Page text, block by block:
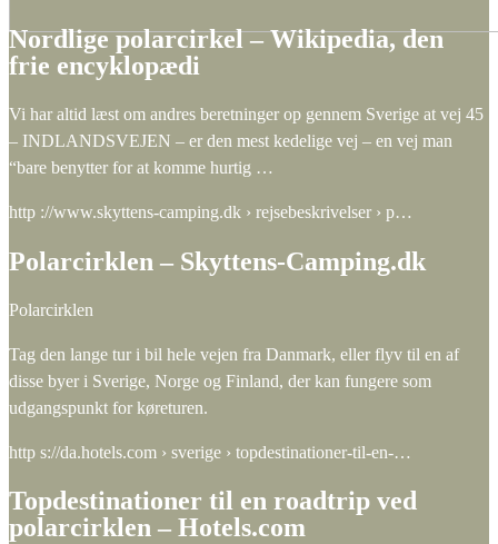
Nordlige polarcirkel – Wikipedia, den
frie encyklopædi
Vi har altid læst om andres beretninger op gennem Sverige at vej 45
– INDLANDSVEJEN – er den mest kedelige vej – en vej man
“bare benytter for at komme hurtig …
http ://www.skyttens-camping.dk › rejsebeskrivelser › p…
Polarcirklen – Skyttens-Camping.dk
Polarcirklen
Tag den lange tur i bil hele vejen fra Danmark, eller flyv til en af
disse byer i Sverige, Norge og Finland, der kan fungere som
udgangspunkt for køreturen.
http s://da.hotels.com › sverige › topdestinationer-til-en-…
Topdestinationer til en roadtrip ved
polarcirklen – Hotels.com